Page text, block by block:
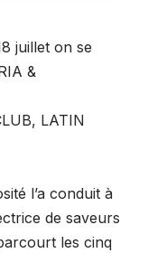
juillet on se
&
LATIN
l’a conduit à
de saveurs
les cinq